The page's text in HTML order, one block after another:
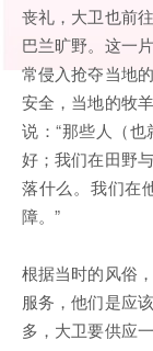
丧礼，大卫也前
巴兰旷野。这一
常侵入抢夺当地
安全，当地的牧
说：“那些人（
好；我们在田野
落什么。我们在
障。”
根据当时的风俗
服务，他们是应
多，大卫要供应